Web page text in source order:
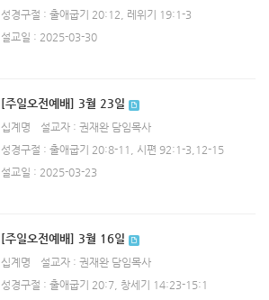
성경구절 : 출애굽기 20:12, 레위기 19:1-3
설교일 : 2025-03-30
[주일오전예배] 3월 23일
십계명
설교자 : 권재완 담임목사
성경구절 : 출애굽기 20:8-11, 시편 92:1-3,12-15
설교일 : 2025-03-23
[주일오전예배] 3월 16일
십계명
설교자 : 권재완 담임목사
성경구절 : 출애굽기 20:7, 창세기 14:23-15:1